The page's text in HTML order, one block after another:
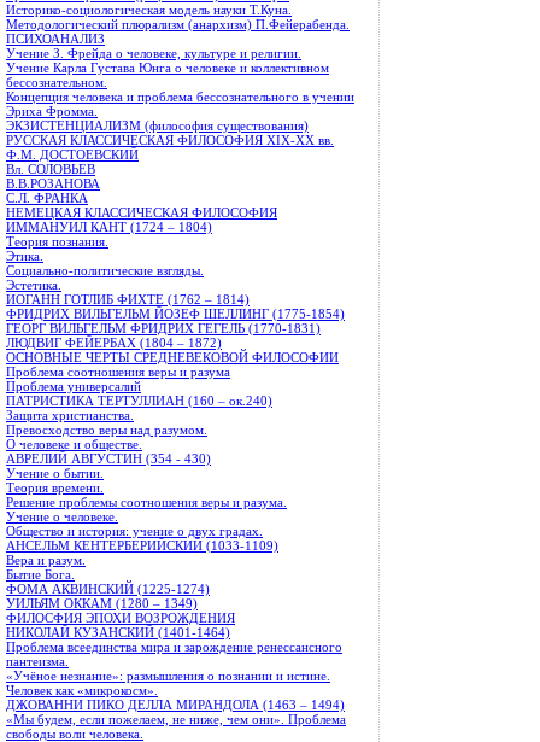
Историко-социологическая модель науки Т.Куна.
Методологический плюрализм (анархизм) П.Фейерабенда.
ПСИХОАНАЛИЗ
Учение З. Фрейда о человеке, культуре и религии.
Учение Карла Густава Юнга о человеке и коллективном
бессознательном.
Концепция человека и проблема бессознательного в учении
Эриха Фромма.
ЭКЗИСТЕНЦИАЛИЗМ (философия существования)
РУССКАЯ КЛАССИЧЕСКАЯ ФИЛОСОФИЯ ХIХ-ХХ вв.
Ф.М. ДОСТОЕВСКИЙ
Вл. СОЛОВЬЕВ
В.В.РОЗАНОВА
С.Л. ФРАНКА
НЕМЕЦКАЯ КЛАССИЧЕСКАЯ ФИЛОСОФИЯ
ИММАНУИЛ КАНТ (1724 – 1804)
Теория познания.
Этика.
Социально-политические взгляды.
Эстетика.
ИОГАНН ГОТЛИБ ФИХТЕ (1762 – 1814)
ФРИДРИХ ВИЛЬГЕЛЬМ ЙОЗЕФ ШЕЛЛИНГ (1775-1854)
ГЕОРГ ВИЛЬГЕЛЬМ ФРИДРИХ ГЕГЕЛЬ (1770-1831)
ЛЮДВИГ ФЕЙЕРБАХ (1804 – 1872)
ОСНОВНЫЕ ЧЕРТЫ СРЕДНЕВЕКОВОЙ ФИЛОСОФИИ
Проблема соотношения веры и разума
Проблема универсалий
ПАТРИСТИКА ТЕРТУЛЛИАН (160 – ок.240)
Защита христианства.
Превосходство веры над разумом.
О человеке и обществе.
АВРЕЛИЙ АВГУСТИН (354 - 430)
Учение о бытии.
Теория времени.
Решение проблемы соотношения веры и разума.
Учение о человеке.
Общество и история: учение о двух градах.
АНСЕЛЬМ КЕНТЕРБЕРИЙСКИЙ (1033-1109)
Вера и разум.
Бытие Бога.
ФОМА АКВИНСКИЙ (1225-1274)
УИЛЬЯМ ОККАМ (1280 – 1349)
ФИЛОСФИЯ ЭПОХИ ВОЗРОЖДЕНИЯ
НИКОЛАЙ КУЗАНСКИЙ (1401-1464)
Проблема всеединства мира и зарождение ренессансного
пантеизма.
«Учёное незнание»: размышления о познании и истине.
Человек как «микрокосм».
ДЖОВАННИ ПИКО ДЕЛЛА МИРАНДОЛА (1463 – 1494)
«Мы будем, если пожелаем, не ниже, чем они». Проблема
свободы воли человека.